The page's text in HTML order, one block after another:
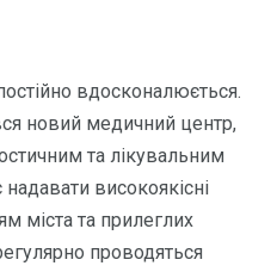
вдосконалюється.
новий медичний центр,
та лікувальним
високоякісні
міста та прилеглих
проводяться